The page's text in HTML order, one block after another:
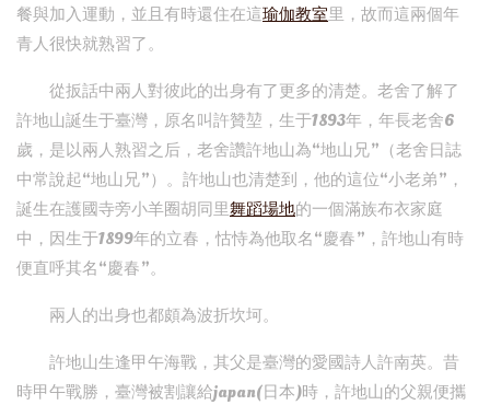
餐與加入運動，並且有時還住在這瑜伽教室里，故而這兩個年
青人很快就熟習了。
從扳話中兩人對彼此的出身有了更多的清楚。老舍了解了
許地山誕生于臺灣，原名叫許贊堃，生于1893年，年長老舍6
歲，是以兩人熟習之后，老舍讚許地山為“地山兄”（老舍日誌
中常說起“地山兄”）。許地山也清楚到，他的這位“小老弟”，
誕生在護國寺旁小羊圈胡同里舞蹈場地的一個滿族布衣家庭
中，因生于1899年的立春，怙恃為他取名“慶春”，許地山有時
便直呼其名“慶春”。
兩人的出身也都頗為波折坎坷。
許地山生逢甲午海戰，其父是臺灣的愛國詩人許南英。昔
時甲午戰勝，臺灣被割讓給japan(日本)時，許地山的父親便攜